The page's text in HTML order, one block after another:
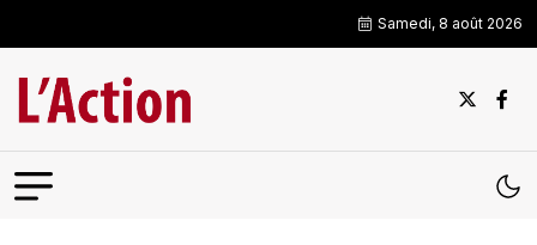
Samedi, 8 août 2026